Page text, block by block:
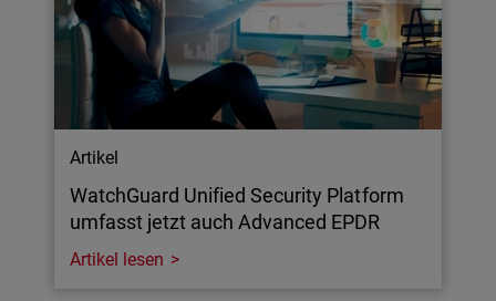
Artikel
WatchGuard Unified Security Platform
umfasst jetzt auch Advanced EPDR
Artikel lesen